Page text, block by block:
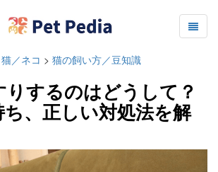
猫／ネコ > 猫の飼い方／豆知識
するのはどうして？
、正しい対処法を解